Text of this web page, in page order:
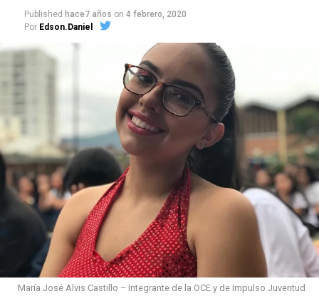
Published hace7 años on 4 febrero, 2020
Por Edson.Daniel
María José Alvis Castillo – Integrante de la OCE y de Impulso Juventud